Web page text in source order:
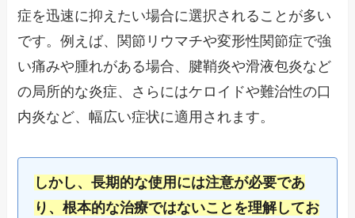
症を迅速に抑えたい場合に選択されることが多い
です。例えば、関節リウマチや変形性関節症で強
い痛みや腫れがある場合、腱鞘炎や滑液包炎など
の局所的な炎症、さらにはケロイドや難治性の口
内炎など、幅広い症状に適用されます。
しかし、長期的な使用には注意が必要であ
り、根本的な治療ではないことを理解してお